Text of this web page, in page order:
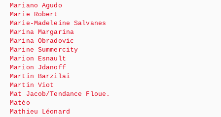
Mariano Agudo
Marie Robert
Marie-Madeleine Salvanes
Marina Margarina
Marina Obradovic
Marine Summercity
Marion Esnault
Marion Jdanoff
Martin Barzilai
Martin Viot
Mat Jacob/Tendance Floue.
Matéo
Mathieu Léonard